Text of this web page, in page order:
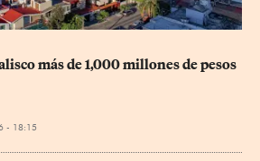
más de 1,000 millones de pesos
- 18:15